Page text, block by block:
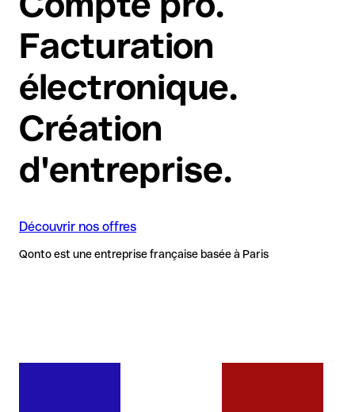
Facturation
électronique.
Création
d'entreprise.
Découvrir nos offres
Qonto est une entreprise française basée à Paris